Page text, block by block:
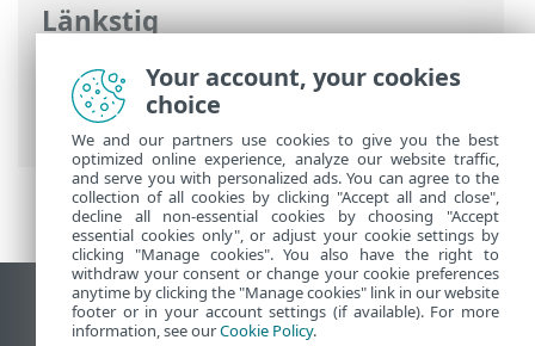
Länkstig
ESET onlinehjälp>ESET Endpoint
Antivirus
>Avancerade inställningar
Meddelanden
> Programstatusar
Visa skrivbords-webbplats
Your account, your cookies
choice
We and our partners use cookies to give you the best
optimized online experience, analyze our website traffic,
and serve you with personalized ads. You can agree to the
collection of all cookies by clicking "Accept all and close",
decline all non-essential cookies by choosing "Accept
essential cookies only", or adjust your cookie settings by
clicking "Manage cookies". You also have the right to
withdraw your consent or change your cookie preferences
anytime by clicking the "Manage cookies" link in our website
footer or in your account settings (if available). For more
information, see ourCookie Policy.